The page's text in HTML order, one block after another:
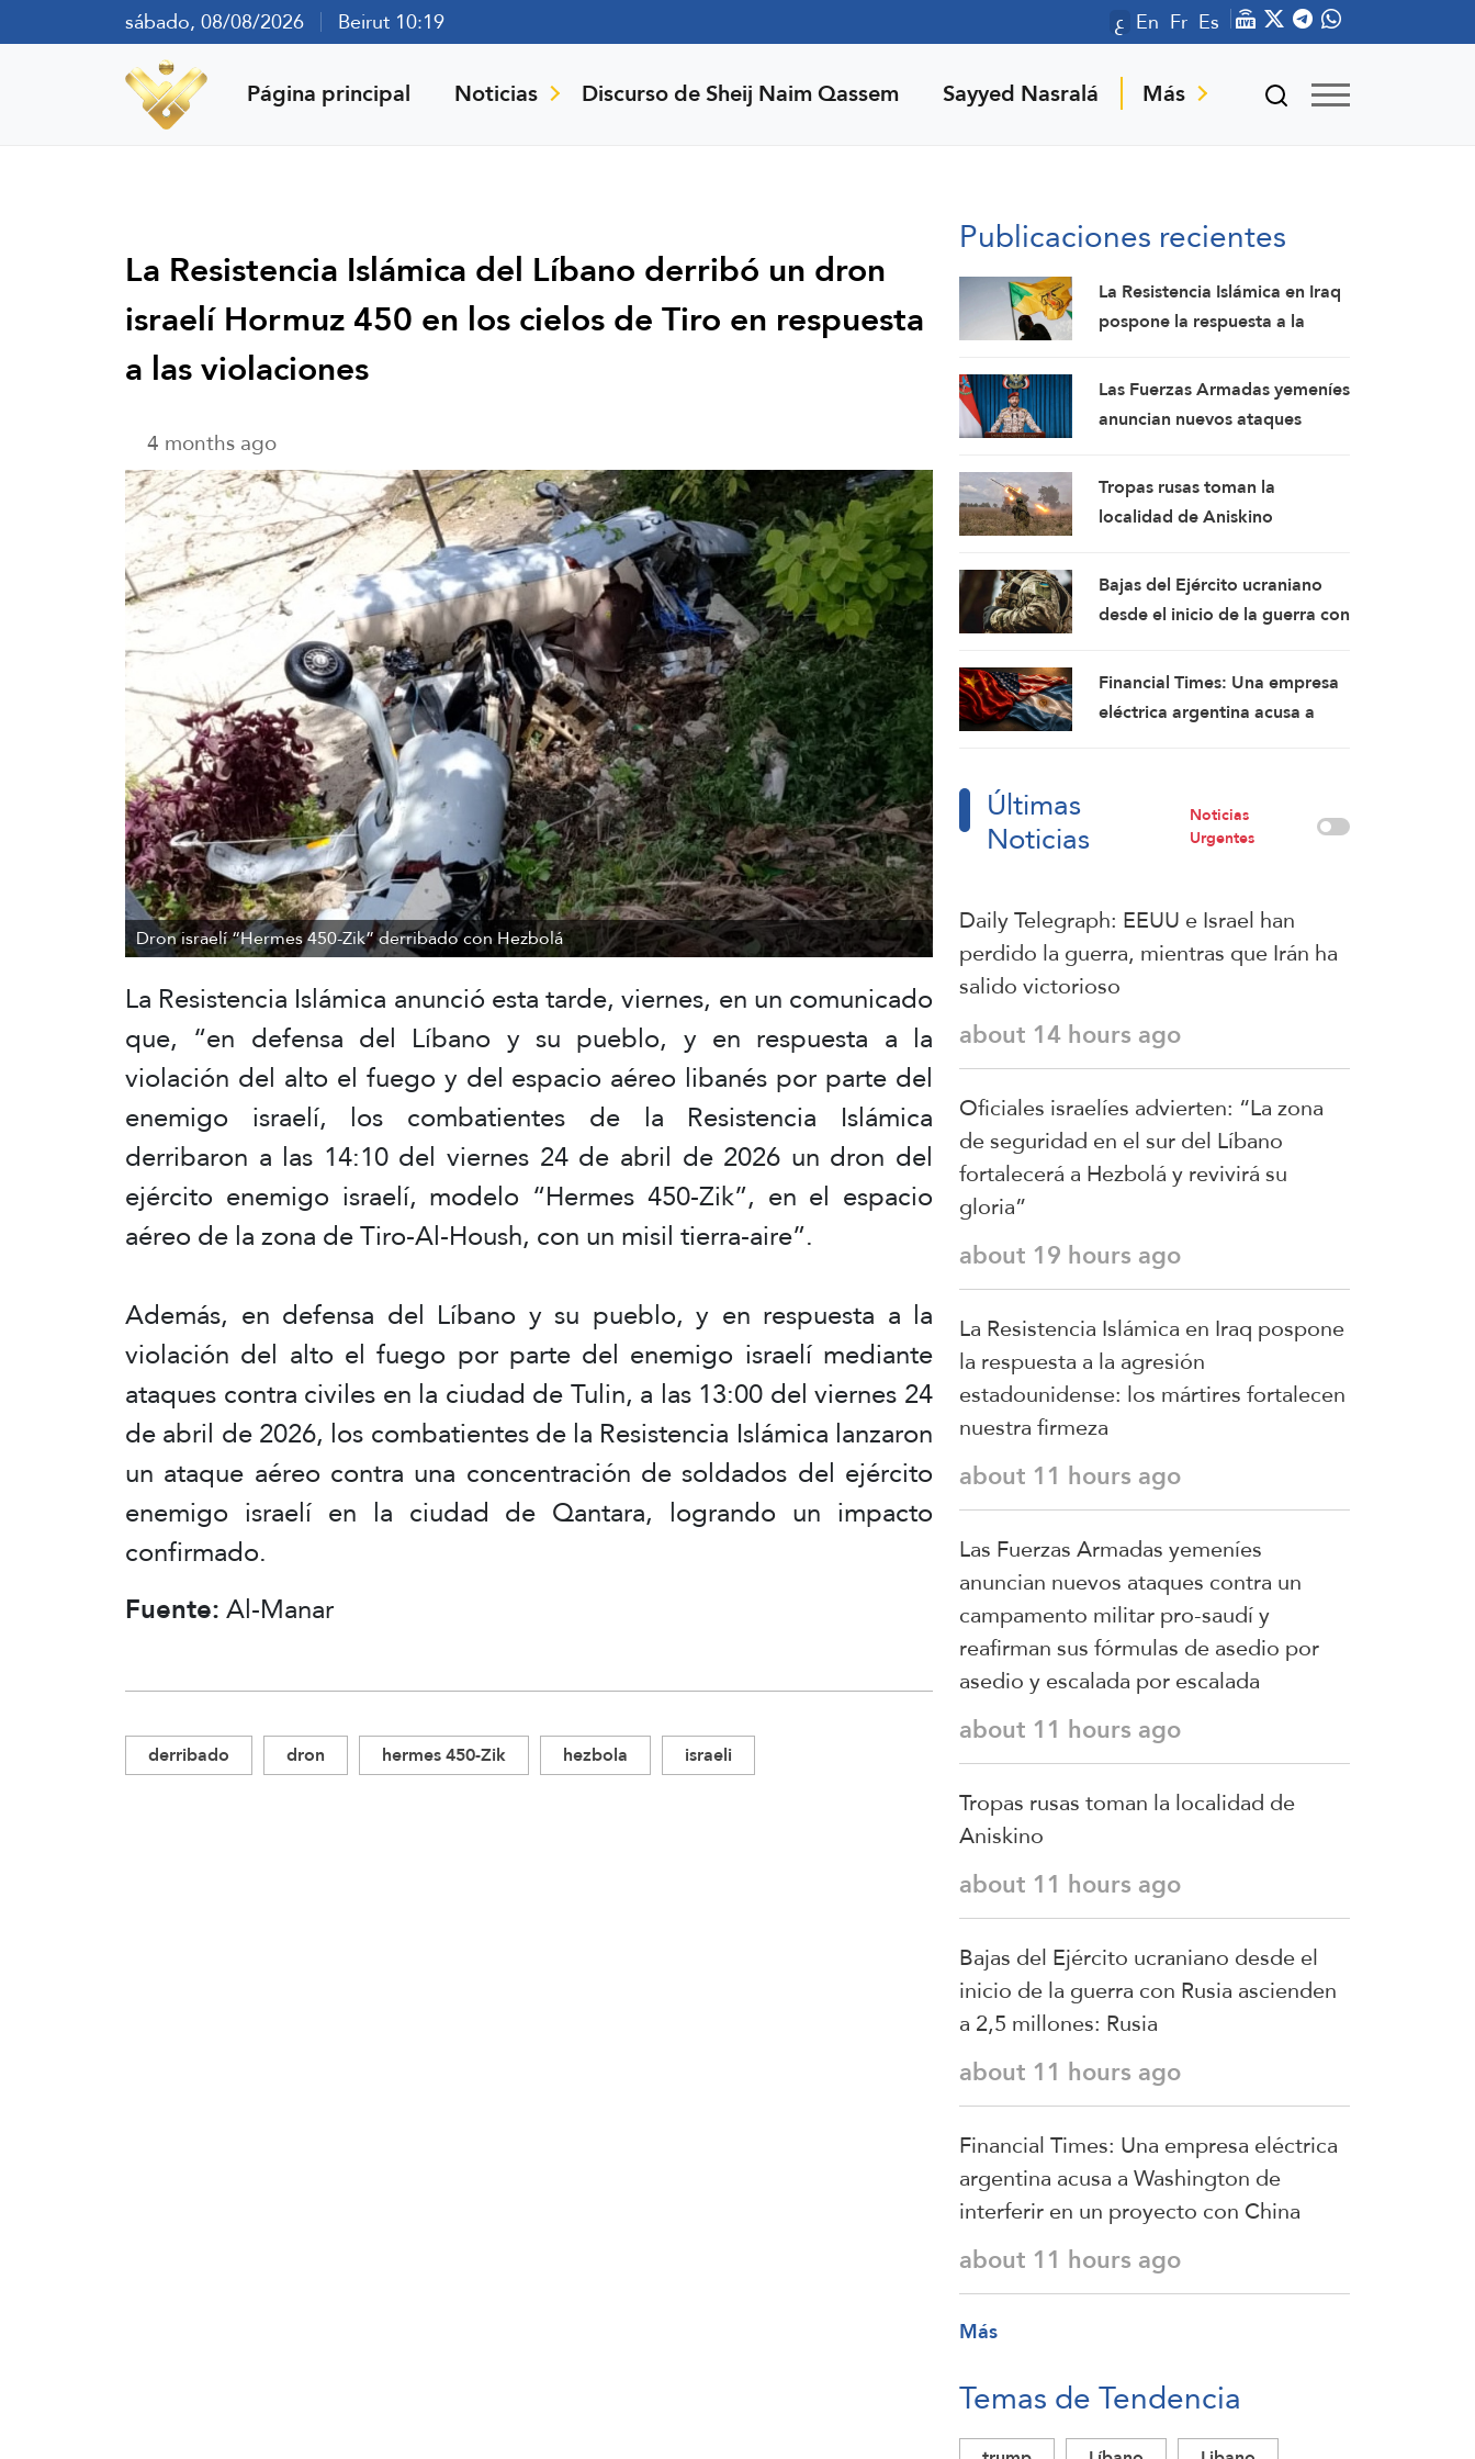
sábado, 08/08/2026 Beirut 10:19 ع En Fr Es
Página principal Noticias Discurso de Sheij Naim Qassem Sayyed Nasralá Más
La Resistencia Islámica del Líbano derribó un dron
israelí Hormuz 450 en los cielos de Tiro en respuesta
a las violaciones
4 months ago
Dron israelí “Hermes 450-Zik” derribado con Hezbolá
La Resistencia Islámica anunció esta tarde, viernes, en un comunicado
que, “en defensa del Líbano y su pueblo, y en respuesta a la
violación del alto el fuego y del espacio aéreo libanés por parte del
enemigo israelí, los combatientes de la Resistencia Islámica
derribaron a las 14:10 del viernes 24 de abril de 2026 un dron del
ejército enemigo israelí, modelo “Hermes 450-Zik”, en el espacio
aéreo de la zona de Tiro-Al-Housh, con un misil tierra-aire”.
Además, en defensa del Líbano y su pueblo, y en respuesta a la
violación del alto el fuego por parte del enemigo israelí mediante
ataques contra civiles en la ciudad de Tulin, a las 13:00 del viernes 24
de abril de 2026, los combatientes de la Resistencia Islámica lanzaron
un ataque aéreo contra una concentración de soldados del ejército
enemigo israelí en la ciudad de Qantara, logrando un impacto
confirmado.
Fuente:Al-Manar
derribado dron hermes 450-Zik hezbola israeli
Publicaciones recientes
La Resistencia Islámica en Iraq
pospone la respuesta a la
mártires fortalecen nuestra
firmeza
Las Fuerzas Armadas yemeníes
anuncian nuevos ataques
pro-saudí y reafirman sus
fórmulas de asedio por asedio
Tropas rusas toman la
localidad de Aniskino
Bajas del Ejército ucraniano
desde el inicio de la guerra con
Rusia
Financial Times: Una empresa
eléctrica argentina acusa a
Últimas
Noticias
Noticias
Urgentes
Daily Telegraph: EEUU e Israel han
perdido la guerra, mientras que Irán ha
salido victorioso
about 14 hours ago
Oficiales israelíes advierten: “La zona
de seguridad en el sur del Líbano
fortalecerá a Hezbolá y revivirá su
gloria”
about 19 hours ago
La Resistencia Islámica en Iraq pospone
la respuesta a la agresión
estadounidense: los mártires fortalecen
nuestra firmeza
about 11 hours ago
Las Fuerzas Armadas yemeníes
anuncian nuevos ataques contra un
campamento militar pro-saudí y
reafirman sus fórmulas de asedio por
asedio y escalada por escalada
about 11 hours ago
Tropas rusas toman la localidad de
Aniskino
about 11 hours ago
Bajas del Ejército ucraniano desde el
inicio de la guerra con Rusia ascienden
a 2,5 millones: Rusia
about 11 hours ago
Financial Times: Una empresa eléctrica
argentina acusa a Washington de
interferir en un proyecto con China
about 11 hours ago
Más
Temas de Tendencia